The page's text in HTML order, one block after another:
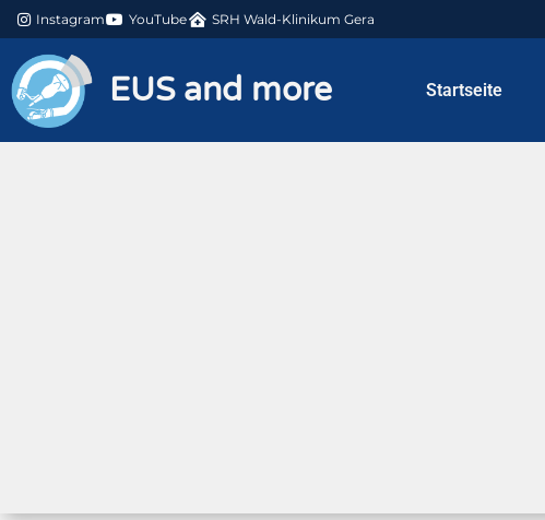
Instagram YouTube SRH Wald-Klinikum Gera
EUS and more Startseite